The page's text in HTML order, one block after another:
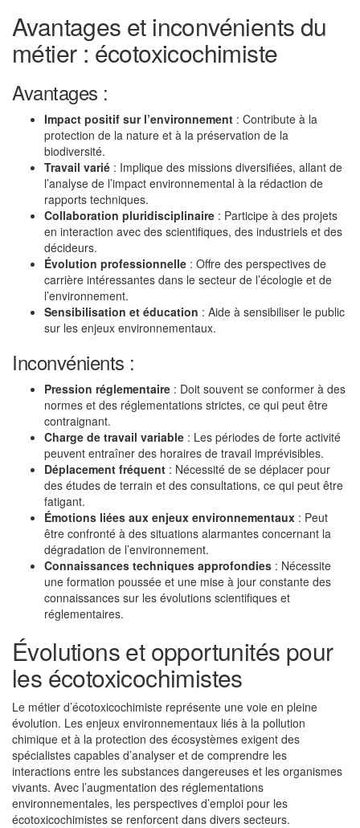
Avantages et inconvénients du
métier : écotoxicochimiste
Avantages :
Impact positif sur l’environnement : Contribute à la
protection de la nature et à la préservation de la
biodiversité.
Travail varié : Implique des missions diversifiées, allant de
l’analyse de l’impact environnemental à la rédaction de
rapports techniques.
Collaboration pluridisciplinaire : Participe à des projets
en interaction avec des scientifiques, des industriels et des
décideurs.
Évolution professionnelle : Offre des perspectives de
carrière intéressantes dans le secteur de l’écologie et de
l’environnement.
Sensibilisation et éducation : Aide à sensibiliser le public
sur les enjeux environnementaux.
Inconvénients :
Pression réglementaire : Doit souvent se conformer à des
normes et des réglementations strictes, ce qui peut être
contraignant.
Charge de travail variable : Les périodes de forte activité
peuvent entraîner des horaires de travail imprévisibles.
Déplacement fréquent : Nécessité de se déplacer pour
des études de terrain et des consultations, ce qui peut être
fatigant.
Émotions liées aux enjeux environnementaux : Peut
être confronté à des situations alarmantes concernant la
dégradation de l’environnement.
Connaissances techniques approfondies : Nécessite
une formation poussée et une mise à jour constante des
connaissances sur les évolutions scientifiques et
réglementaires.
Évolutions et opportunités pour
les écotoxicochimistes
Le métier d’écotoxicochimiste représente une voie en pleine
évolution. Les enjeux environnementaux liés à la pollution
chimique et à la protection des écosystèmes exigent des
spécialistes capables d’analyser et de comprendre les
interactions entre les substances dangereuses et les organismes
vivants. Avec l’augmentation des réglementations
environnementales, les perspectives d’emploi pour les
écotoxicochimistes se renforcent dans divers secteurs.